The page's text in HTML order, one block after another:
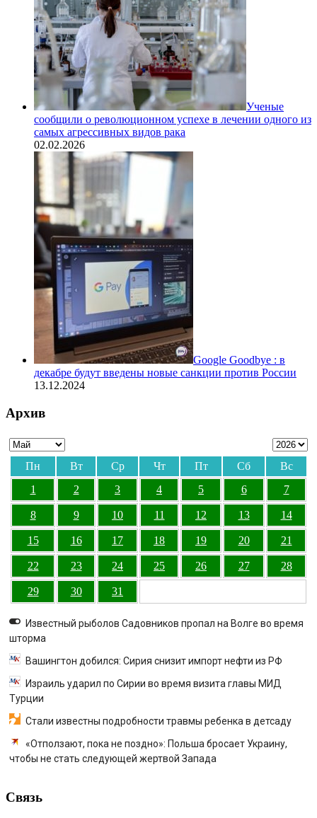
Ученые
сообщили о революционном успехе в лечении одного из
самых агрессивных видов рака
02.02.2026
Google Goodbye : в
декабре будут введены новые санкции против России
13.12.2024
Архив
Пн Вт Ср Чт Пт Сб
Вс
1
2 3 4 5 6 7
8 9 10 11 12 13 14
15 16 17 18 19 20 21
22 23 24 25 26 27 28
29 30 31
Известный рыболов Садовников пропал на Волге во время
шторма
Вашингтон добился: Сирия снизит импорт нефти из РФ
Израиль ударил по Сирии во время визита главы МИД
Турции
Стали известны подробности травмы ребенка в детсаду
«Отползают, пока не поздно»: Польша бросает Украину,
чтобы не стать следующей жертвой Запада
Связь